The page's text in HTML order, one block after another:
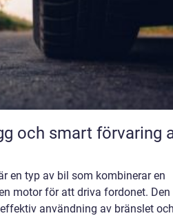
en typ av bil som kombinerar en
motor för att driva fordonet. Den
användning av bränslet